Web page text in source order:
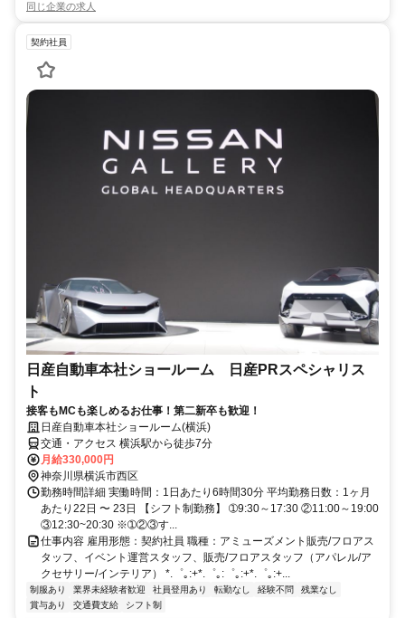
同じ企業の求人
契約社員
日産自動車本社ショールーム 日産PRスペシャリス
ト
接客もMCも楽しめるお仕事！第二新卒も歓迎！
日産自動車本社ショールーム(横浜)
交通・アクセス 横浜駅から徒歩7分
月給330,000円
神奈川県横浜市西区
勤務時間詳細 実働時間：1日あたり6時間30分 平均勤務日数：1ヶ月
あたり22日 〜 23日 【シフト制勤務】 ➀9:30～17:30 ②11:00～19:00
③12:30~20:30 ※➀②③す...
仕事内容 雇用形態：契約社員 職種：アミューズメント販売/フロアス
タッフ、イベント運営スタッフ、販売/フロアスタッフ（アパレル/ア
クセサリー/インテリア） *.゜｡:+*.゜｡:゜｡:+*.゜｡:+...
制服あり 業界未経験者歓迎 社員登用あり 転勤なし 経験不問
残業なし
賞与あり
交通費支給 シフト制